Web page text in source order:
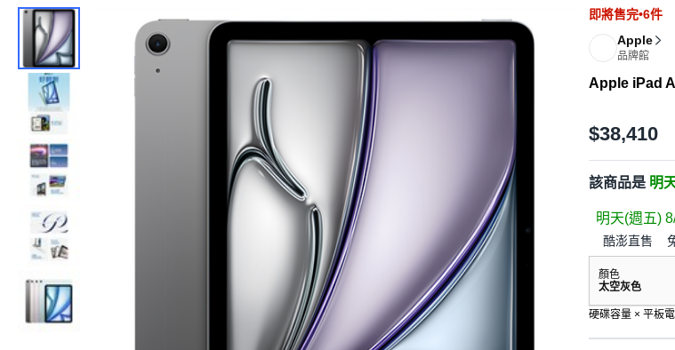
即將售完•6件
Apple
品牌館
Apple iPad
$38,410
該商品是 明
明天(週五)
酷澎直售
顏色
太空灰色
硬碟容量 × 平板